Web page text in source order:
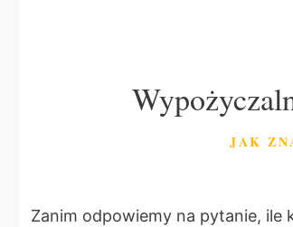
JAK
Zanim odpowiemy na pytanie,